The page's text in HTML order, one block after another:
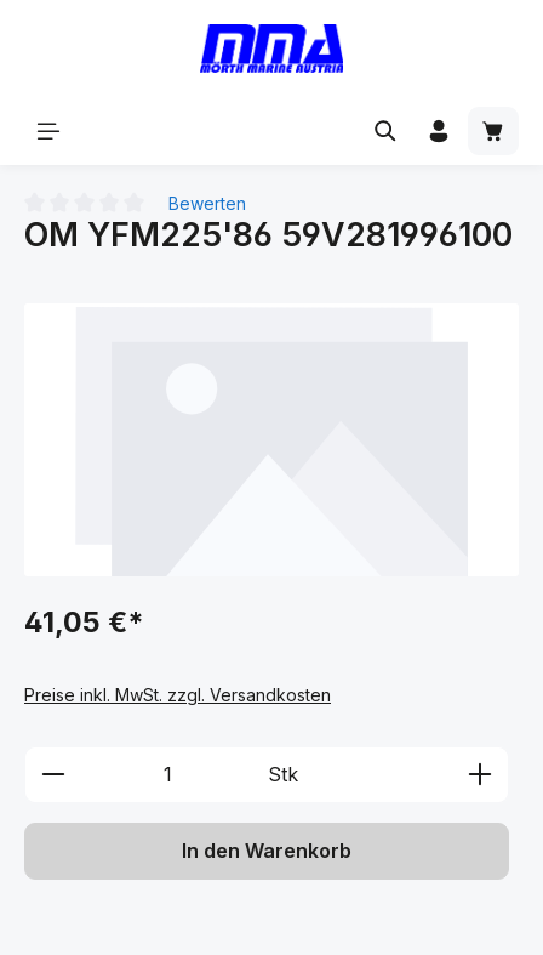
Durchschnittliche Bewertung von 0 von 5 Sternen
Bewerten
OM YFM225'86 59V281996100
41,05 €*
Preise inkl. MwSt. zzgl. Versandkosten
Produkt Anzahl: Gib den
Stk
In den Warenkorb